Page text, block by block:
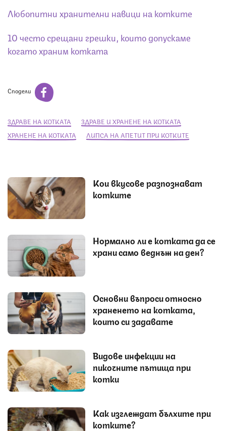
Любопитни хранителни навици на котките
10 често срещани грешки, които допускаме
когато храним котката
Сподели
ЗДРАВЕ НА КОТКАТА
ЗДРАВЕ И ХРАНЕНЕ НА КОТКАТА
ХРАНЕНЕ НА КОТКАТА
ЛИПСА НА АПЕТИТ ПРИ КОТКИТЕ
Кои вкусове разпознават
котките
Нормално ли е котката да се
храни само веднъж на ден?
Основни въпроси относно
храненето на котката,
които си задавате
Видове инфекции на
пикочните пътища при
котки
Как изглеждат бълхите при
котките?